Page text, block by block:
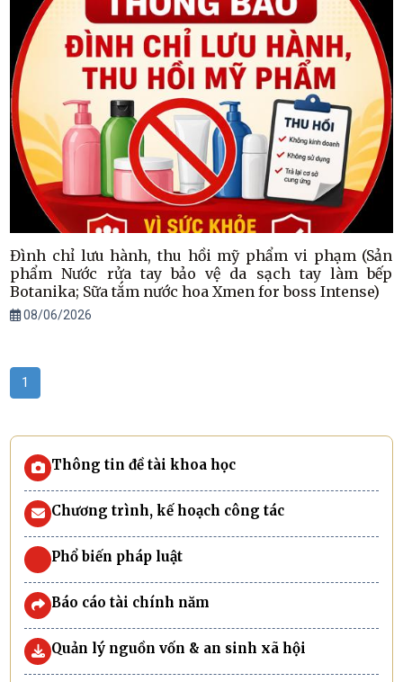
Đình chỉ lưu hành, thu hồi mỹ phẩm vi phạm (Sản
phẩm Nước rửa tay bảo vệ da sạch tay làm bếp
Botanika; Sữa tắm nước hoa Xmen for boss Intense)
08/06/2026
1
Thông tin đề tài khoa học
Chương trình, kế hoạch công tác
Phổ biến pháp luật
Báo cáo tài chính năm
Quản lý nguồn vốn & an sinh xã hội